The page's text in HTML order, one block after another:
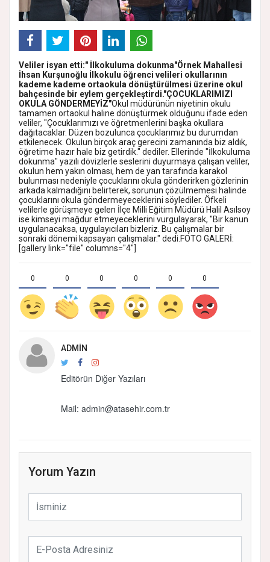
Veliler isyan etti:" İlkokuluma dokunma"Örnek Mahallesi
İhsan Kurşunoğlu İlkokulu öğrenci velileri okullarının
kademe kademe ortaokula dönüştürülmesi üzerine okul
bahçesinde bir eylem gerçekleştirdi."ÇOCUKLARIMIZI
OKULA GÖNDERMEYİZ"Okul müdürünün niyetinin okulu
tamamen ortaokul haline dönüştürmek olduğunu ifade eden
veliler, "Çocuklarımızı ve öğretmenlerini başka okullara
dağıtacaklar. Düzen bozulunca çocuklarımız bu durumdan
etkilenecek. Okulun birçok araç gerecini zamanında biz aldık,
öğretime hazır hale biz getirdik." dediler. Ellerinde "İlkokuluma
dokunma" yazılı dövizlerle seslerini duyurmaya çalışan veliler,
okulun hem yakın olması, hem de yan tarafında karakol
bulunması nedeniyle çocuklarını okula gönderirken gözlerinin
arkada kalmadığını belirterek, sorunun çözülmemesi halinde
çocuklarını okula göndermeyeceklerini söylediler. Öfkeli
velilerle görüşmeye gelen İlçe Milli Eğitim Müdürü Halil Asılsoy
ise kimseyi mağdur etmeyeceklerini vurgulayarak, "Bir kanun
uygulanacaksa, uygulayıcıları bizleriz. Bu çalışmalar bir
sonraki dönemi kapsayan çalışmalar." dedi.FOTO GALERİ:
[gallery link="file" columns="4"]
0 0 0 0 0 0
ADMIN
Editörün Diğer Yazıları
Mail: admin@atasehir.com.tr
Yorum Yazın